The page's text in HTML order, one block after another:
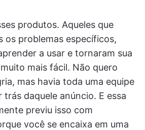
produtos. Aqueles que
os problemas específicos,
a usar e tornaram sua
mais fácil. Não quero
mas havia toda uma equipe
daquele anúncio. E essa
previu isso com
você se encaixa em uma